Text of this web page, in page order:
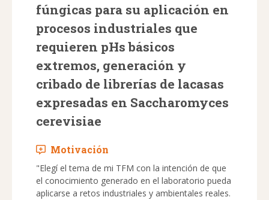
fúngicas para su aplicación en
procesos industriales que
requieren pHs básicos
extremos, generación y
cribado de librerías de lacasas
expresadas en Saccharomyces
cerevisiae
Motivación
"Elegí el tema de mi TFM con la intención de que
el conocimiento generado en el laboratorio pueda
aplicarse a retos industriales y ambientales reales.